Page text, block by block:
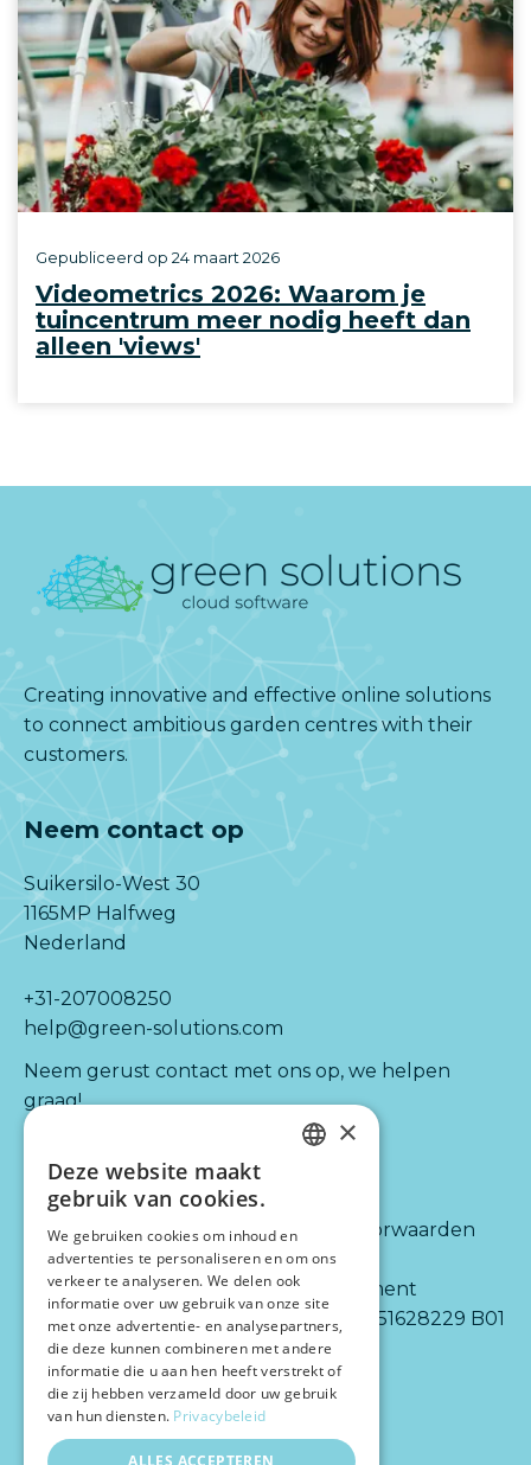
Videometrics 2026: Waarom je
tuincentrum meer nodig heeft dan
alleen 'views'
Gepubliceerd op 24 maart 2026
Creating innovative and effective online solutions
to connect ambitious garden centres with their
customers.
Neem contact op
Suikersilo-West 30
1165MP Halfweg
Nederland
+31-207008250
help@green-solutions.com
Neem gerust contact met ons op, we helpen
graag!
Kijk ook naar:
Diensten
Integraties
Partners
Over ons
Informatie
Algemene voorwaarden
Disclaimer
Privacy statement
BTW-nr.: NL 851628229 B01
×
Deze website maakt
gebruik van cookies.
We gebruiken cookies om inhoud en
advertenties te personaliseren en om ons
verkeer te analyseren. We delen ook
informatie over uw gebruik van onze site
met onze advertentie- en analysepartners,
die deze kunnen combineren met andere
informatie die u aan hen heeft verstrekt of
die zij hebben verzameld door uw gebruik
van hun diensten. Privacybeleid
ALLES ACCEPTEREN